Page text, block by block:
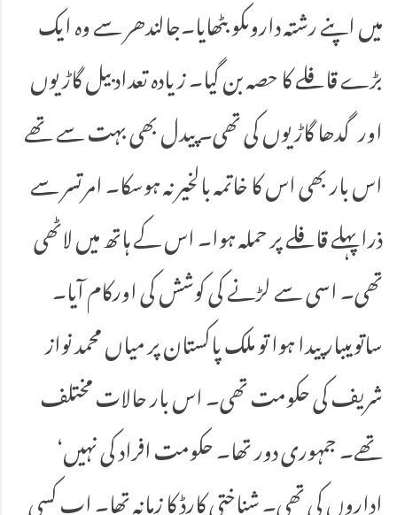
میں اپنے رشتہ داروںکو بٹھایا۔جالندھر سے وہ ایک
بڑے قافلے کا حصہ بن گیا۔ زیادہ تعداد بیل گاڑیوں
اورگدھا گاڑیوں کی تھی۔ پیدل بھی بہت سے تھے
اس بار بھی اس کا خاتمہ بالخیر نہ ہوسکا۔ امرتسر سے
ذرا پہلے قافلے پر حملہ ہوا۔ اس کے ہاتھ میں لاٹھی
تھی۔ اسی سے لڑنے کی کوشش کی اورکام آیا۔
ساتویںبار پیدا ہوا تو ملک پاکستان پر میاں محمد نواز
شریف کی حکومت تھی۔ اس بار حالات مختلف
تھے۔ جمہوری دور تھا۔ حکومت افراد کی نہیں‘
اداروں کی تھی۔ شناختی کارڈ کا زمانہ تھا۔ اب کسی